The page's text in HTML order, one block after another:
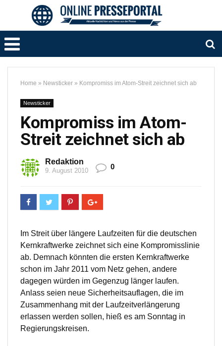
Home » Newsticker » Kompromiss im Atom-Streit zeichnet sich ab
Newsticker
Kompromiss im Atom-
Streit zeichnet sich ab
Redaktion
9. August 2010 0
Im Streit über längere Laufzeiten für die deutschen
Kernkraftwerke zeichnet sich eine Kompromisslinie
ab. Demnach könnten die ersten Kernkraftwerke
schon im Jahr 2011 vom Netz gehen, andere
dagegen würden im Gegenzug länger laufen.
Anlass seien neue Sicherheitsauflagen, die im
Zusammenhang mit der Laufzeitverlängerung
erlassen werden sollen, hieß es am Sonntag in
Regierungskreisen.